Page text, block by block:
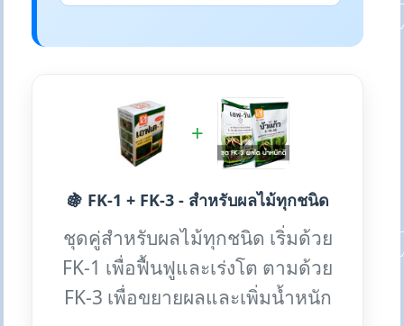
+
🍇 FK-1 + FK-3 - สำหรับผลไม้ทุกชนิด
ชุดคู่สำหรับผลไม้ทุกชนิด เริ่มด้วย
FK-1 เพื่อฟื้นฟูและเร่งโต ตามด้วย
FK-3 เพื่อขยายผลและเพิ่มน้ำหนัก